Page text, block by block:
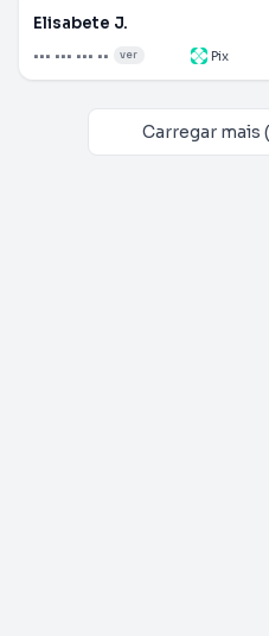
Elisabete J.
••• ••• ••• •• ver Pix
Carregar mais